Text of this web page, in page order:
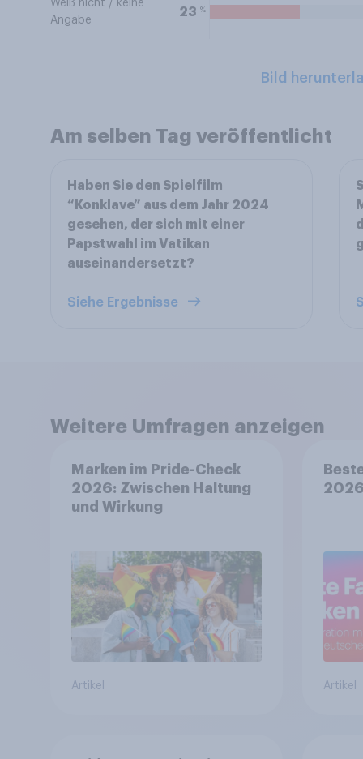
Weiß nicht / keine
Angabe
23 %
Bild
Am selben Tag veröffentlicht
Haben Sie den Spielfilm
“Konklave” aus dem Jahr 2024
gesehen, der sich mit einer
Papstwahl im Vatikan
auseinandersetzt?
Siehe Ergebnisse
Weitere Umfragen anzeigen
Marken im Pride-Check
2026: Zwischen Haltung
und Wirkung
Artikel
2026
Artikel